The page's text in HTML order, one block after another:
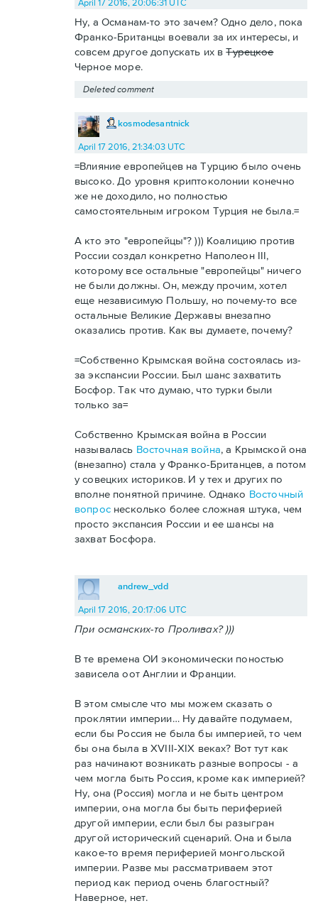
April 17 2016, 20:06:31 UTC
Ну, а Османам-то это зачем? Одно дело, пока
Франко-Британцы воевали за их интересы, и
совсем другое допускать их вТурецкое
Черное море.
Deleted comment
kosmodesantnick
April 17 2016, 21:34:03 UTC
=Влияние европейцев на Турцию было очень
высоко. До уровня криптоколонии конечно
же не доходило, но полностью
самостоятельным игроком Турция не была.=
А кто это "европейцы"? ))) Коалицию против
России создал конкретно Наполеон III,
которому все остальные "европейцы" ничего
не были должны. Он, между прочим, хотел
еще независимую Польшу, но почему-то все
остальные Великие Державы внезапно
оказались против. Как вы думаете, почему?
=Собственно Крымская война состоялась из-
за экспансии России. Был шанс захватить
Босфор. Так что думаю, что турки были
только за=
Собственно Крымская война в России
называлась Восточная война, а Крымской она
(внезапно) стала у Франко-Британцев, а потом
у совецких историков. И у тех и других по
вполне понятной причине. Однако Восточный
вопроснесколько более сложная штука, чем
просто экспансия России и ее шансы на
захват Босфора.
andrew_vdd
April 17 2016, 20:17:06 UTC
При османских-то Проливах? )))
В те времена ОИ экономически поностью
зависела оот Англии и Франции.
В этом смысле что мы можем сказать о
проклятии империи… Ну давайте подумаем,
если бы Россия не была бы империей, то чем
бы она была в XVIII-XIX веках? Вот тут как
раз начинают возникать разные вопросы - а
чем могла быть Россия, кроме как империей?
Ну, она (Россия) могла и не быть центром
империи, она могла бы быть периферией
другой империи, если был бы разыгран
другой исторический сценарий. Она и была
какое-то время периферией монгольской
империи. Разве мы рассматриваем этот
период как период очень благостный?
Наверное, нет.